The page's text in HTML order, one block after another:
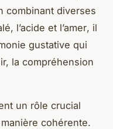
combinant diverses
l’acide et l’amer, il
gustative qui
la compréhension
un rôle crucial
cohérente.